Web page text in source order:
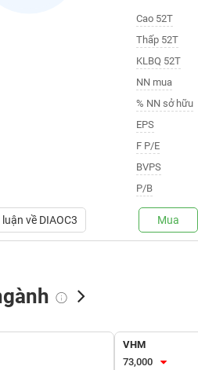
Cao 52T
Thấp 52T
KLBQ 52T
NN mua
% NN sở hữu
EPS
F P/E
BVPS
P/B
về DIAOC3 Mua
Tự doanh mua
VHM
73,000